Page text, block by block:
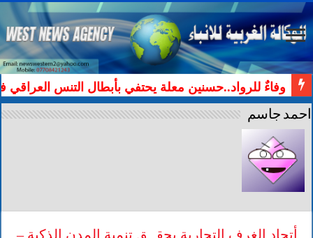
وفاءٌ للرواد..حسنين معلة يحتفي بأبطال التنس العراقي
احمد جاسم
أتحاد الغرف التجارية يحقــق تنمية المدن الذكية –